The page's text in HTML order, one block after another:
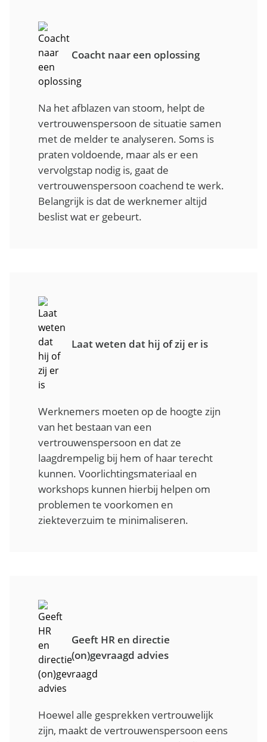
Coacht naar een oplossing
Na het afblazen van stoom, helpt de
vertrouwenspersoon de situatie samen
met de melder te analyseren. Soms is
praten voldoende, maar als er een
vervolgstap nodig is, gaat de
vertrouwenspersoon coachend te werk.
Belangrijk is dat de werknemer altijd
beslist wat er gebeurt.
Laat weten dat hij of zij er is
Werknemers moeten op de hoogte zijn
van het bestaan van een
vertrouwenspersoon en dat ze
laagdrempelig bij hem of haar terecht
kunnen. Voorlichtingsmateriaal en
workshops kunnen hierbij helpen om
problemen te voorkomen en
ziekteverzuim te minimaliseren.
Geeft HR en directie
(on)gevraagd advies
Hoewel alle gesprekken vertrouwelijk
zijn, maakt de vertrouwenspersoon eens